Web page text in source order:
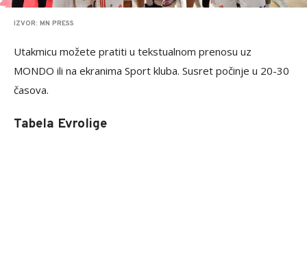
IZVOR: MN PRESS
Utakmicu možete pratiti u tekstualnom prenosu uz
MONDO ili na ekranima Sport kluba. Susret počinje u 20-30
časova.
Tabela Evrolige